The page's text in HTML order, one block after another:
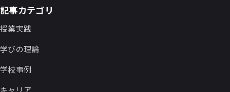
記事カテゴリ
授業実践
学びの理論
学校事例
キャリア